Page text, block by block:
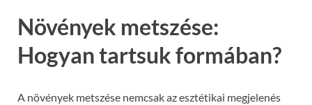
Növények metszése:
Hogyan tartsuk formában?
A növények metszése nemcsak az esztétikai megjelenés